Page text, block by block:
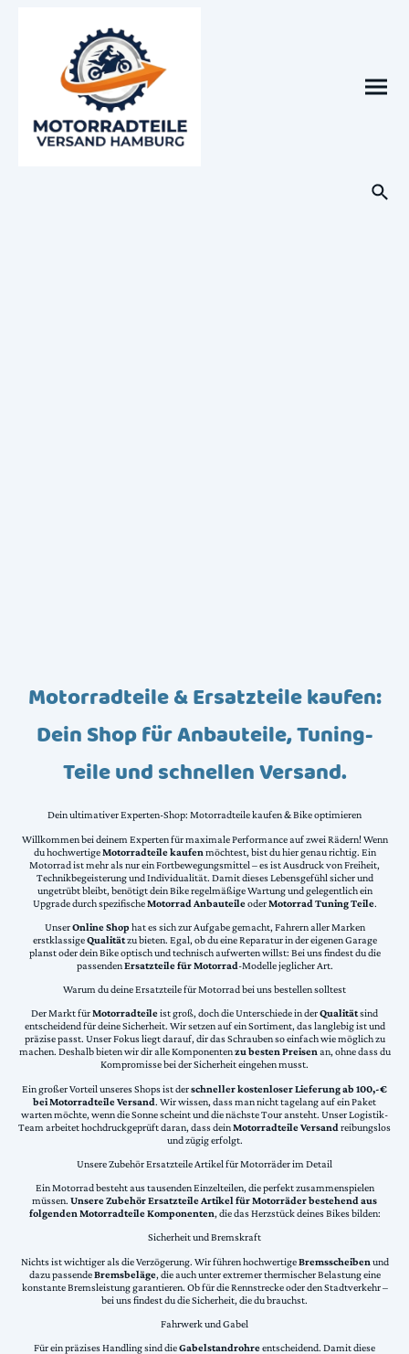
Motorradteile & Ersatzteile kaufen:
Dein Shop für Anbauteile, Tuning-
Teile und schnellen Versand.
Dein ultimativer Experten-Shop: Motorradteile kaufen & Bike optimieren
Willkommen bei deinem Experten für maximale Performance auf zwei Rädern! Wenn
du hochwertigeMotorradteile kaufen möchtest, bist du hier genau richtig. Ein
Motorrad ist mehr als nur ein Fortbewegungsmittel – es ist Ausdruck von Freiheit,
Technikbegeisterung und Individualität. Damit dieses Lebensgefühl sicher und
ungetrübt bleibt, benötigt dein Bike regelmäßige Wartung und gelegentlich ein
Upgrade durch spezifischeMotorrad AnbauteileoderMotorrad Tuning Teile.
UnserOnline Shophat es sich zur Aufgabe gemacht, Fahrern aller Marken
erstklassigeQualitätzu bieten. Egal, ob du eine Reparatur in der eigenen Garage
planst oder dein Bike optisch und technisch aufwerten willst: Bei uns findest du die
passendenErsatzteile für Motorrad-Modelle jeglicher Art.
Warum du deine Ersatzteile für Motorrad bei uns bestellen solltest
Der Markt fürMotorradteileist groß, doch die Unterschiede in derQualitätsind
entscheidend für deine Sicherheit. Wir setzen auf ein Sortiment, das langlebig ist und
präzise passt. Unser Fokus liegt darauf, dir das Schrauben so einfach wie möglich zu
machen. Deshalb bieten wir dir alle Komponentenzu besten Preisenan, ohne dass du
Kompromisse bei der Sicherheit eingehen musst.
Ein großer Vorteil unseres Shops ist derschneller kostenloser Lieferung ab 100,-€
bei Motorradteile Versand. Wir wissen, dass man nicht tagelang auf ein Paket
warten möchte, wenn die Sonne scheint und die nächste Tour ansteht. Unser Logistik-
Team arbeitet hochdruckgeprüft daran, dass deinMotorradteile Versand reibungslos
und zügig erfolgt.
Unsere Zubehör Ersatzteile Artikel für Motorräder im Detail
Ein Motorrad besteht aus tausenden Einzelteilen, die perfekt zusammenspielen
müssen. Unsere Zubehör Ersatzteile Artikel für Motorräder bestehend aus
folgenden Motorradteile Komponenten, die das Herzstück deines Bikes bilden:
Sicherheit und Bremskraft
Nichts ist wichtiger als die Verzögerung. Wir führen hochwertigeBremsscheiben und
dazu passendeBremsbeläge, die auch unter extremer thermischer Belastung eine
konstante Bremsleistung garantieren. Ob für die Rennstrecke oder den Stadtverkehr –
bei uns findest du die Sicherheit, die du brauchst.
Fahrwerk und Gabel
Für ein präzises Handling sind dieGabelstandrohreentscheidend. Damit diese